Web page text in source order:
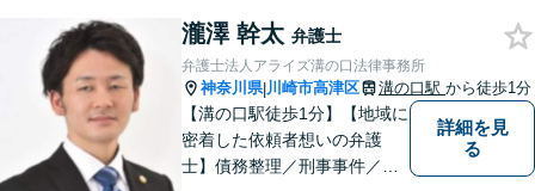
作りに尽力しています。【初
回無料相談】【東京・神奈川
エリア】
瀧澤 幹太 弁護士
弁護士法人アライズ溝の口法律事務所
神奈川県|川崎市高津区 溝の口駅 から徒歩1分
【溝の口駅徒歩1分】【地域に
密着した依頼者想いの弁護
士】債務整理／刑事事件／離
詳細を見
る